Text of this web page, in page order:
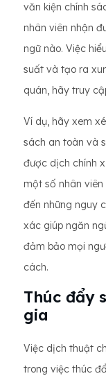
văn kiện chính
nhân viên nhận
ngữ nào. Việc
suất và tạo ra
quán, hãy truy
Ví dụ, hãy xem
sách an toàn và
được dịch chính
một số nhân
đến những nguy
xác giúp ngăn
đảm bảo mọi
cách.
Thúc đẩy
gia
Việc dịch thuật
trong việc thúc